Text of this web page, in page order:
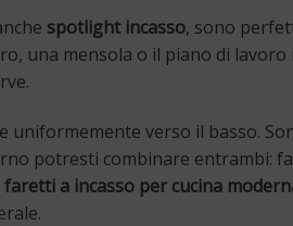
spotlight incasso, sono
una mensola o il piano di
uniformemente verso il basso.
potresti combinare entrambi:
faretti a incasso per cucina